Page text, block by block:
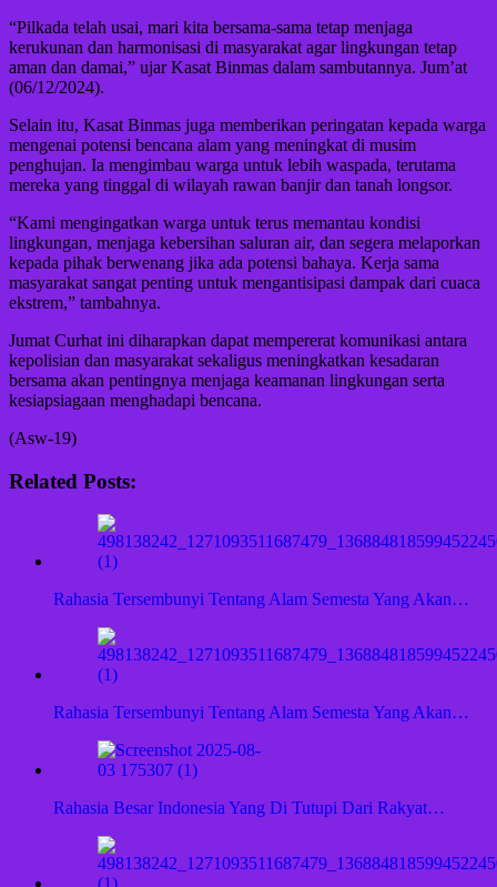
“Pilkada telah usai, mari kita bersama-sama tetap menjaga
kerukunan dan harmonisasi di masyarakat agar lingkungan tetap
aman dan damai,” ujar Kasat Binmas dalam sambutannya. Jum’at
(06/12/2024).
Selain itu, Kasat Binmas juga memberikan peringatan kepada warga
mengenai potensi bencana alam yang meningkat di musim
penghujan. Ia mengimbau warga untuk lebih waspada, terutama
mereka yang tinggal di wilayah rawan banjir dan tanah longsor.
“Kami mengingatkan warga untuk terus memantau kondisi
lingkungan, menjaga kebersihan saluran air, dan segera melaporkan
kepada pihak berwenang jika ada potensi bahaya. Kerja sama
masyarakat sangat penting untuk mengantisipasi dampak dari cuaca
ekstrem,” tambahnya.
Jumat Curhat ini diharapkan dapat mempererat komunikasi antara
kepolisian dan masyarakat sekaligus meningkatkan kesadaran
bersama akan pentingnya menjaga keamanan lingkungan serta
kesiapsiagaan menghadapi bencana.
(Asw-19)
Related Posts:
Rahasia Tersembunyi Tentang Alam Semesta Yang Akan…
Rahasia Tersembunyi Tentang Alam Semesta Yang Akan…
Rahasia Besar Indonesia Yang Di Tutupi Dari Rakyat…